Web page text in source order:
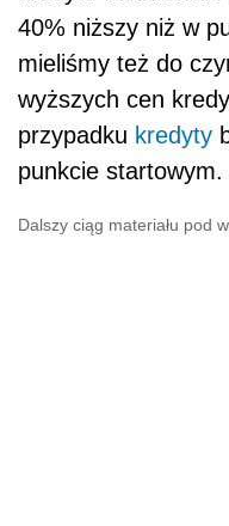
40% niższy niż w
mieliśmy też do
wyższych cen
przypadku kredyty
punkcie startowym.
Dalszy ciąg materiału pod